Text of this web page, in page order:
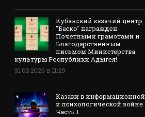
Кубанский казачий центр
"Баско" награжден
Почетными грамотами и
Благодарственным
письмом Министерства
культуры Республики Адыгея!
31.03.2026 в 11:29
Казаки в информационной
и психологической войне.
Часть I.